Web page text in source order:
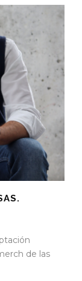
de las